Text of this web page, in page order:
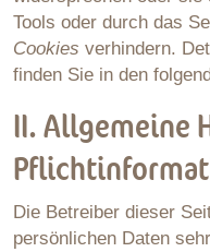
Tools oder durch das
Cookies verhindern.
finden Sie in den
II. Allgemeine
Die Betreiber dieser
persönlichen Daten